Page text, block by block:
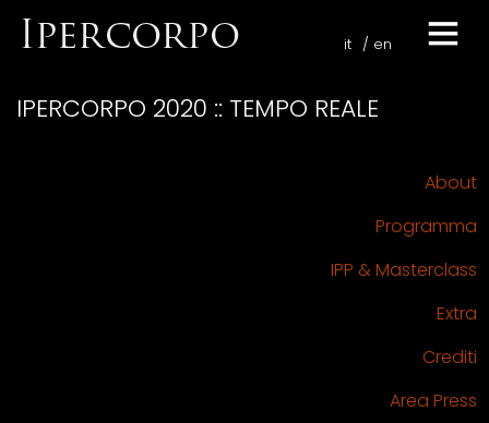
it en
IPERCORPO 2020 :: TEMPO REALE
About
Programma
IPP & Masterclass
Extra
Crediti
Area Press